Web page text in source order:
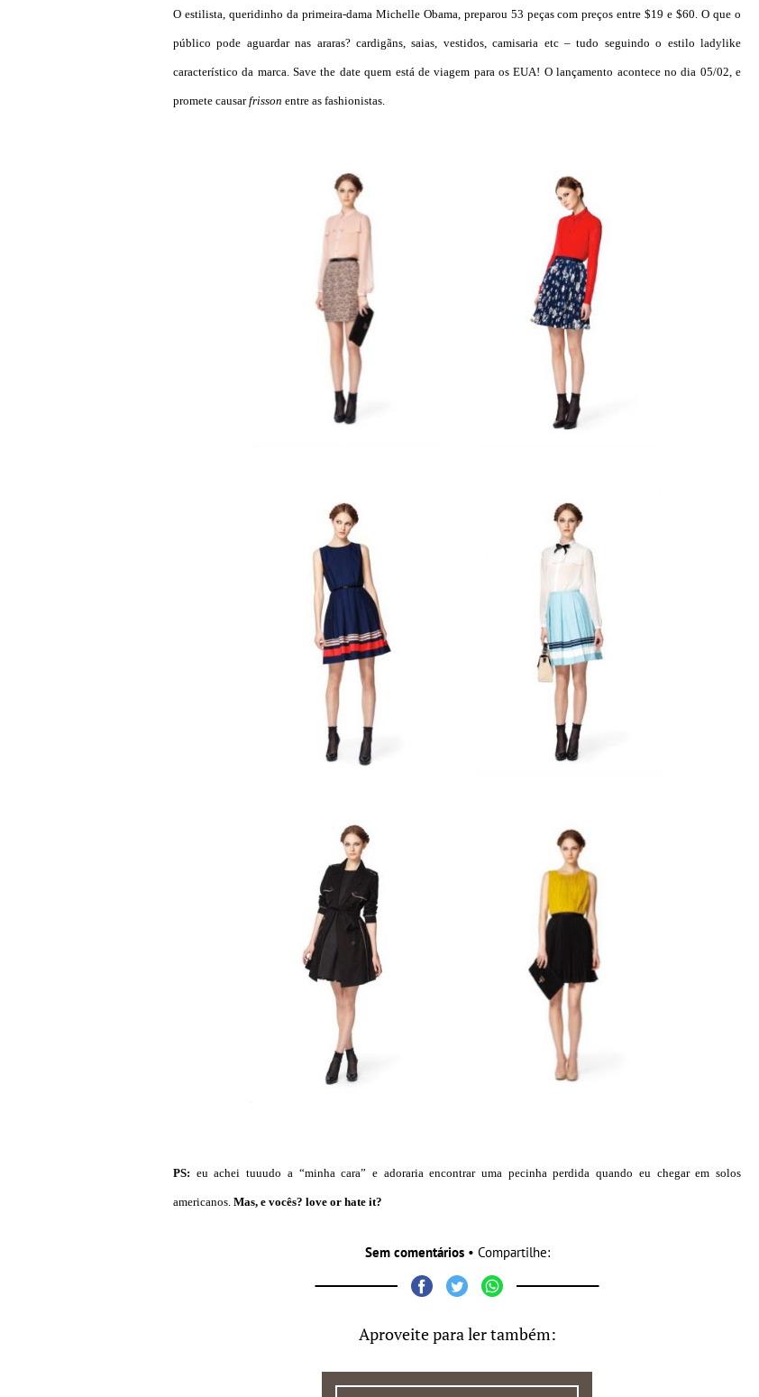
O estilista, queridinho da primeira-dama Michelle Obama, preparou 53 peças com preços entre $19 e $60. O que o
público pode aguardar nas araras? cardigãns, saias, vestidos, camisaria etc – tudo seguindo o estilo ladylike
característico da marca. Save the date quem está de viagem para os EUA! O lançamento acontece no dia 05/02, e
promete causarfrisson entre as fashionistas.
PS: eu achei tuuudo a “minha cara” e adoraria encontrar uma pecinha perdida quando eu chegar em solos
americanos. Mas, e vocês? love or hate it?
Sem comentários• Compartilhe:
Aproveite para ler também: